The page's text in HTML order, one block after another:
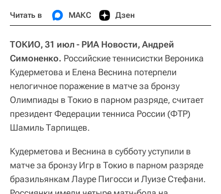
Читать в МАКС Дзен
ТОКИО, 31 июл - РИА Новости, Андрей
Симоненко. Российские теннисистки Вероника
Кудерметова и Елена Веснина потерпели
нелогичное поражение в матче за бронзу
Олимпиады в Токио в парном разряде, считает
президент Федерации тенниса России (ФТР)
Шамиль Тарпищев.
Кудерметова и Веснина в субботу уступили в
матче за бронзу Игр в Токио в парном разряде
бразильянкам Лауре Пигосси и Луизе Стефани.